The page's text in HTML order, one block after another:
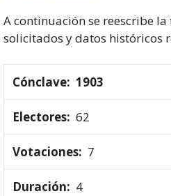
A continuación se reescribe
solicitados y datos históricos
1903
62
7
4